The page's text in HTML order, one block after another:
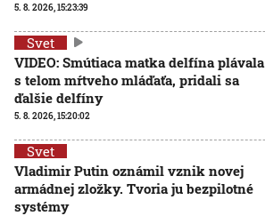
5. 8. 2026, 15:23:39
Svet
VIDEO: Smútiaca matka delfína plávala
s telom mŕtveho mláďaťa, pridali sa
ďalšie delfíny
5. 8. 2026, 15:20:02
Svet
Vladimir Putin oznámil vznik novej
armádnej zložky. Tvoria ju bezpilotné
systémy